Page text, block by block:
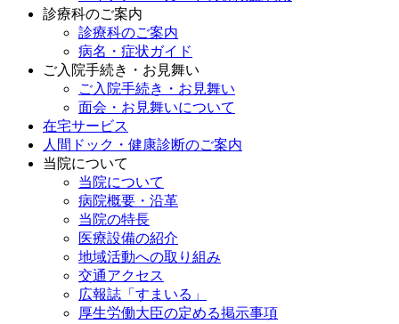
診療科のご案内
診療科のご案内
病名・症状ガイド
ご入院手続き・お見舞い
ご入院手続き・お見舞い
面会・お見舞いについて
在宅サービス
人間ドック・健康診断のご案内
当院について
当院について
病院概要・沿革
当院の特長
医療設備の紹介
地域活動への取り組み
交通アクセス
広報誌「すまいる」
厚生労働大臣の定める掲示事項